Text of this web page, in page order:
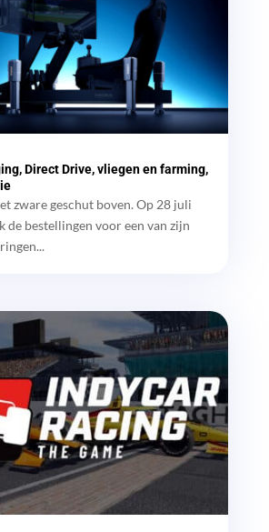
Direct Drive, vliegen en farming,
zware geschut boven. Op 28 juli
de bestellingen voor een van zijn